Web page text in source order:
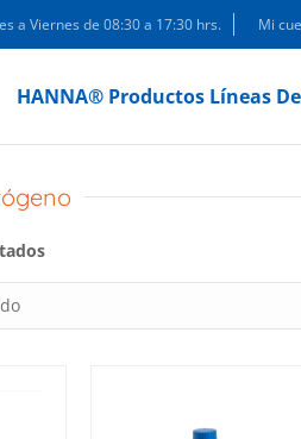
a Viernes de 08:30 a 17:30 hrs. Mi
HANNA® Productos Líneas